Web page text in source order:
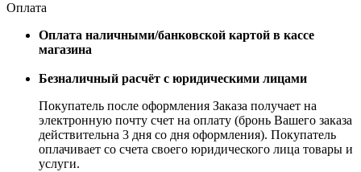
Оплата
Оплата наличными/банковской картой в кассе
магазина
Безналичный расчёт с юридическими лицами
Покупатель после оформления Заказа получает на
электронную почту счет на оплату (бронь Вашего заказа
действительна 3 дня со дня оформления). Покупатель
оплачивает со счета своего юридического лица товары и
услуги.